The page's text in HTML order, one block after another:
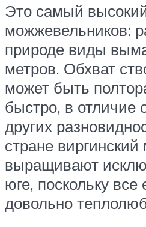
Это самый
можжевельников:
природе виды
метров. Обхват
может быть
быстро, в отличие
других
стране
выращивают
юге, поскольку все
довольно